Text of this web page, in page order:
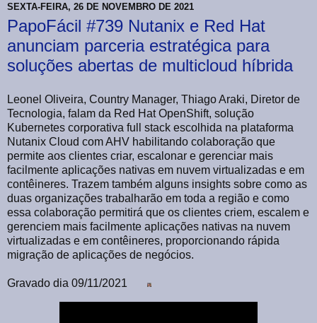
SEXTA-FEIRA, 26 DE NOVEMBRO DE 2021
PapoFácil #739 Nutanix e Red Hat
anunciam parceria estratégica para
soluções abertas de multicloud híbrida
Leonel Oliveira, Country Manager, Thiago Araki, Diretor de
Tecnologia, falam da Red Hat OpenShift, solução
Kubernetes corporativa full stack escolhida na plataforma
Nutanix Cloud com AHV habilitando colaboração que
permite aos clientes criar, escalonar e gerenciar mais
facilmente aplicações nativas em nuvem virtualizadas e em
contêineres. Trazem também alguns insights sobre como as
duas organizações trabalharão em toda a região e como
essa colaboração permitirá que os clientes criem, escalem e
gerenciem mais facilmente aplicações nativas na nuvem
virtualizadas e em contêineres, proporcionando rápida
migração de aplicações de negócios.
Gravado dia 09/11/2021